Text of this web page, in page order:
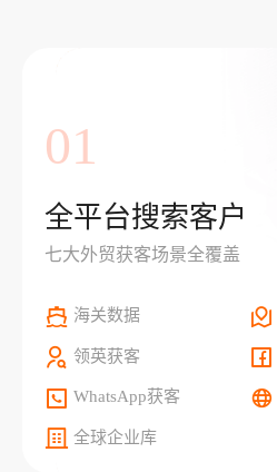
01
全平台搜索客户
七大外贸获客场景全覆盖
海关数据
领英获客
WhatsApp获客
全球企业库